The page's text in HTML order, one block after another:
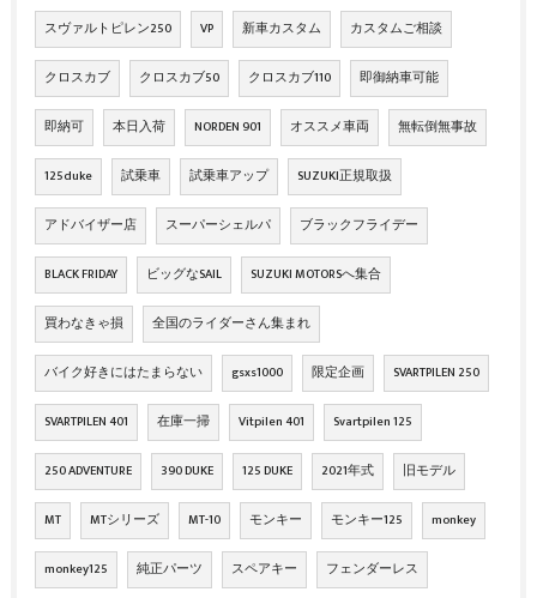
スヴァルトピレン250 VP 新車カスタム カスタムご相談
クロスカブ クロスカブ50 クロスカブ110 即御納車可能
即納可 本日入荷 NORDEN 901 オススメ車両 無転倒無事故
125duke 試乗車 試乗車アップ SUZUKI正規取扱
アドバイザー店 スーパーシェルパ ブラックフライデー
BLACK FRIDAY ビッグなSAIL SUZUKI MOTORSへ集合
買わなきゃ損 全国のライダーさん集まれ
バイク好きにはたまらない gsxs1000 限定企画 SVARTPILEN 250
SVARTPILEN 401 在庫一掃 Vitpilen 401 Svartpilen 125
250 ADVENTURE 390 DUKE 125 DUKE 2021年式 旧モデル
MT MTシリーズ MT-10 モンキー モンキー125 monkey
monkey125 純正パーツ スペアキー フェンダーレス